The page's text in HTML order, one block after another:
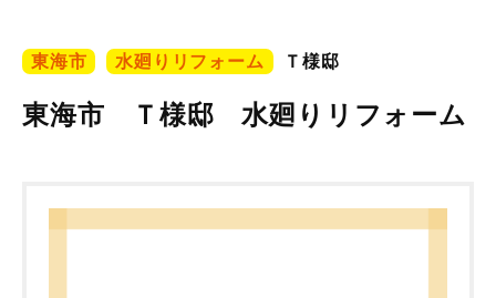
東海市 水廻りリフォーム Ｔ様邸
東海市 Ｔ様邸 水廻りリフォーム